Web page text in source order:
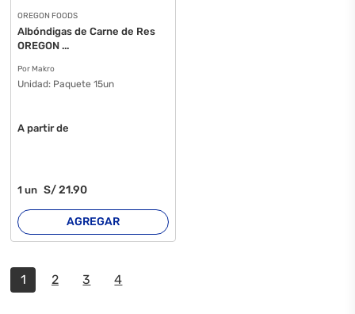
OREGON FOODS
Albóndigas de Carne de Res
OREGON ...
Por Makro
Unidad: Paquete 15un
A partir de
1un S/21.90
AGREGAR
1 2 3 4